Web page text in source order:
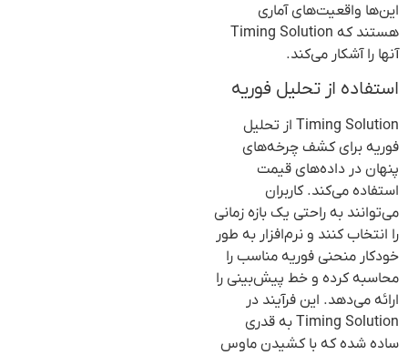
این‌ها واقعیت‌های آماری
هستند که Timing Solution
آنها را آشکار می‌کند.
استفاده از تحلیل فوریه
Timing Solution از تحلیل
فوریه برای کشف چرخه‌های
پنهان در داده‌های قیمت
استفاده می‌کند. کاربران
می‌توانند به راحتی یک بازه زمانی
را انتخاب کنند و نرم‌افزار به طور
خودکار منحنی فوریه مناسب را
محاسبه کرده و خط پیش‌بینی را
ارائه می‌دهد. این فرآیند در
Timing Solution به قدری
ساده شده که با کشیدن ماوس